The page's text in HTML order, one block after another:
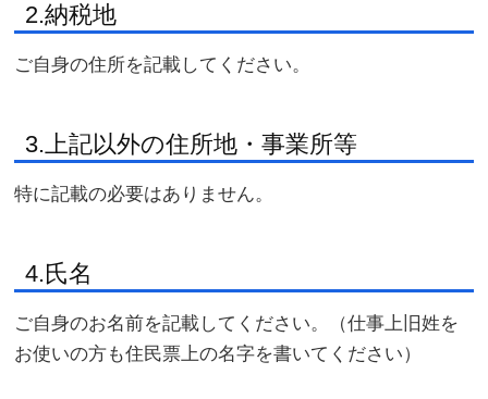
2.納税地
ご自身の住所を記載してください。
3.上記以外の住所地・事業所等
特に記載の必要はありません。
4.氏名
ご自身のお名前を記載してください。（仕事上旧姓を
お使いの方も住民票上の名字を書いてください）